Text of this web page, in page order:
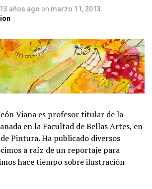
13 años ago on marzo 11, 2013
Viana es profesor titular de la
en la Facultad de Bellas Artes, en
Pintura. Ha publicado diversos
a raíz de un reportaje para
hace tiempo sobre ilustración